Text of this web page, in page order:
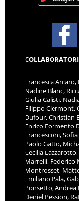
COLLABORATORI
Francesca
Nadine Blanc,
Giulia Calisti,
Filippo Clermont,
Dufour, Christian
Enrico Formento
Francesconi,
Paolo Gatto,
Cecilia
Marrelli, Federico
Montrosset,
Emiliano Pala,
Ponsetto,
Deniel Pession,